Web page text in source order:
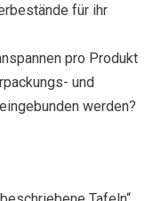
für ihr
pro Produkt
und
werden?